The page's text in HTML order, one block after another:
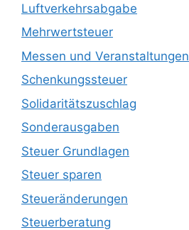
Luftverkehrsabgabe
Mehrwertsteuer
Messen und Veranstaltungen
Schenkungssteuer
Solidaritätszuschlag
Sonderausgaben
Steuer Grundlagen
Steuer sparen
Steueränderungen
Steuerberatung